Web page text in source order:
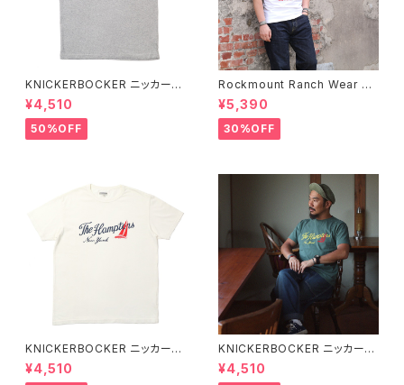
KNICKERBOCKER ニッカーボ
ッカー HEATHER GREY ハン
プトン Tシャツ
¥4,510
50%OFF
Rockmount Ranch Wear ロ
ックマウント ランチウェア Rock
mount Bronc Western T-Sh
irt 半袖Tシャツ 全3色
¥5,390
30%OFF
KNICKERBOCKER ニッカーボ
ッカー MILK ハンプトン Tシャ
ツ
¥4,510
KNICKERBOCKER ニッカーボ
ッカー GREEN ハンプトン Tシ
ャツ
¥4,510